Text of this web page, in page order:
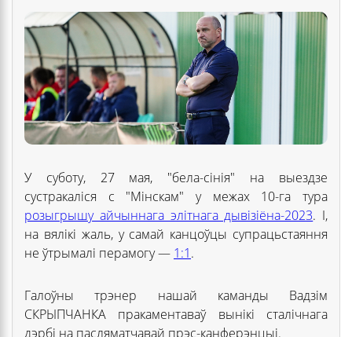
У суботу, 27 мая, "бела-сінія" на выездзе
сустракаліся с "Мінскам" у межах 10-га тура
розыгрышу айчыннага элітнага дывізіёна-2023. І,
на вялікі жаль, у самай канцоўцы супрацьстаяння
не ўтрымалі перамогу — 1:1.
Галоўны трэнер нашай каманды Вадзім
СКРЫПЧАНКА пракаментаваў вынікі сталічнага
дэрбі на пасляматчавай прэс-канферэнцыі.